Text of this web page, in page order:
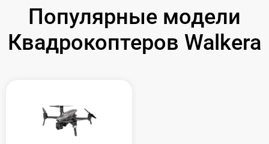
Популярные модели
Квадрокоптеров Walkera